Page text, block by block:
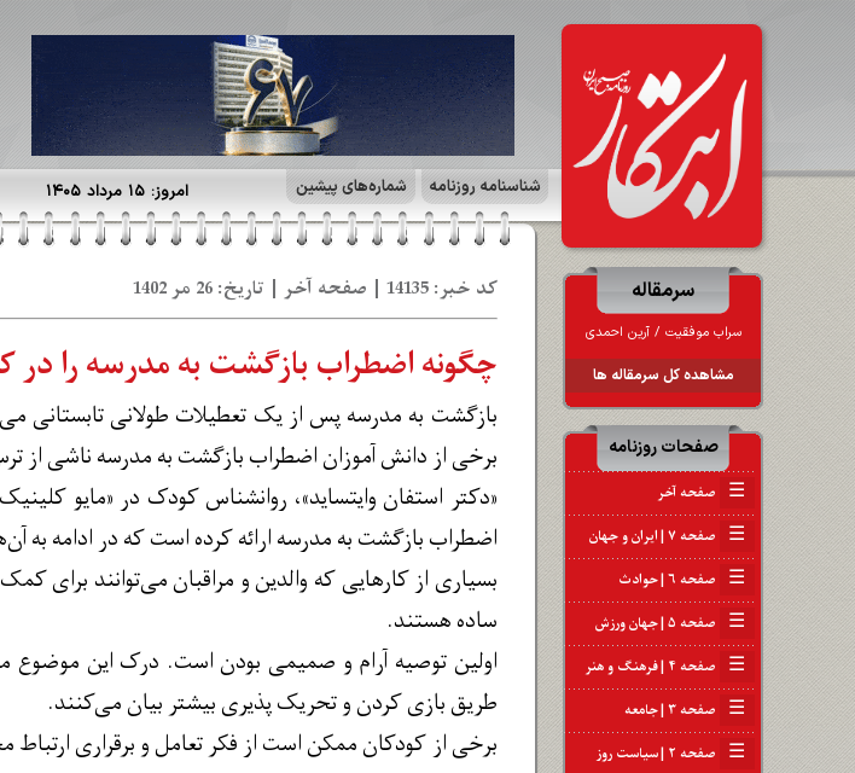
امروز: ۱۵ مرداد ۱۴۰۵ شناسنامه روزنامه شماره‌های پیشین
سرمقاله
سراب موفقیت ‪/‬ آرین احمدی
مشاهده کل سرمقاله ها
صفحات روزنامه
☰ صفحه آخر
☰ صفحه ۷ | ایران و جهان
☰ صفحه ۶ | حوادث
☰ صفحه ۵ | جهان ورزش
☰ صفحه ۴ | فرهنگ و هنر
☰ صفحه ۳ | جامعه
☰ صفحه ۲ | سیاست روز
کد خبر: 14135 | صفحه آخر | تاریخ: 26 مر 1402
چگونه اضطراب بازگشت به مدرسه را
بازگشت به مدرسه پس از یک تعطیلات طولانی تابستانی
برخی از دانش آموزان اضطراب بازگشت به مدرسه ناشی از
«دکتر استفان وایتساید»، روانشناس کودک در «مایو
اضطراب بازگشت به مدرسه ارائه کرده است که در ادامه به
بسیاری از کارهایی که والدین و مراقبان می‌توانند برای
ساده هستند.
اولین توصیه آرام و صمیمی بودن است. درک این موضوع
طریق بازی کردن و تحریک پذیری بیشتر بیان می‌کنند.
برخی از کودکان ممکن است از فکر تعامل و برقراری